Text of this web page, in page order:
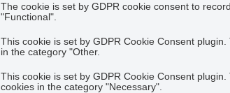
The cookie is set by GDPR cookie consent to
"Functional".
This cookie is set by GDPR Cookie Consent
in the category "Other.
This cookie is set by GDPR Cookie Consent
cookies in the category "Necessary".